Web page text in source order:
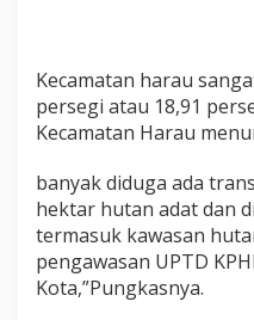
a
a
r
a
n
i
m
p
Kecamatan harau
persegi atau 18,91
Kecamatan Harau
banyak diduga ada
hektar hutan adat dan
termasuk kawasan
pengawasan UPTD
Kota,”Pungkasnya.